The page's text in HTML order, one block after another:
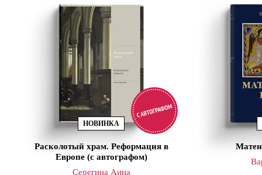
НОВИНКА
Расколотый храм. Реформация в
Европе (с автографом)
Серегина Анна